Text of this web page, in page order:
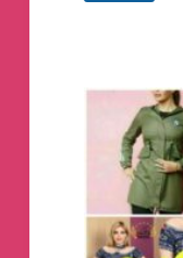
خودرو
آریائی
منفرد